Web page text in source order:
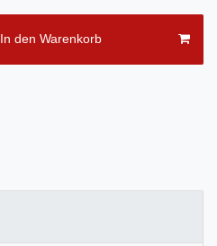
In den Warenkorb